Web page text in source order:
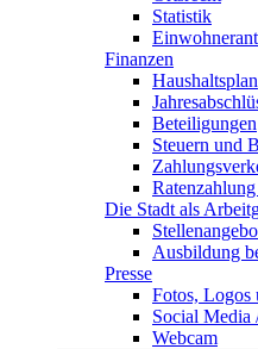
Statistik
Finanzen
Haushaltsplan
Beteiligungen
Steuern und
Die Stadt als
Ausbildung
Presse
Fotos, Logos
Social Media
Webcam